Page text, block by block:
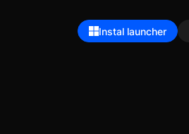
Instal launcher